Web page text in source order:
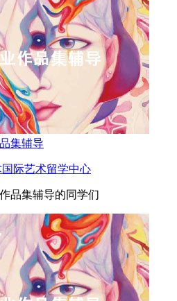
集辅导
际艺术留学中心
品集辅导的同学们